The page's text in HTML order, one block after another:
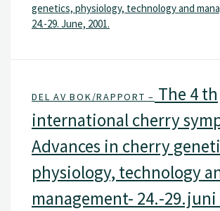
genetics, physiology, technology and
24.-29. June, 2001.
DEL AV BOK/RAPPORT – The 4 th
international cherry
Advances in cherry
physiology, technology
management- 24.-29.juni